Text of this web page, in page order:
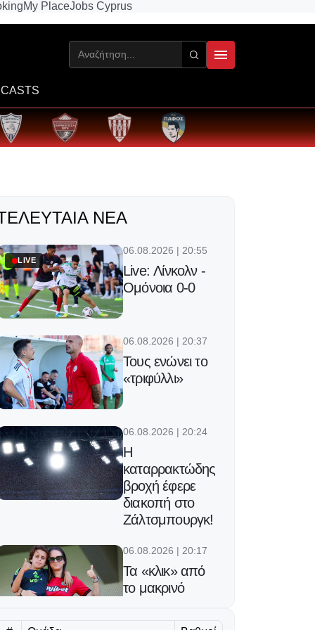
My PlaceJobs Cyprus
ΝΈΑ
LIVE
06.08.2026 | 20:55
Live: Λίνκολν -
Ομόνοια 0-0
06.08.2026 | 20:37
Τους ενώνει το
«τριφύλλι»
06.08.2026 | 20:24
Η
καταρρακτώδης
βροχή έφερε
διακοπή στο
Ζάλτσμπουργκ!
06.08.2026 | 20:17
Τα «κλικ» από
το μακρινό